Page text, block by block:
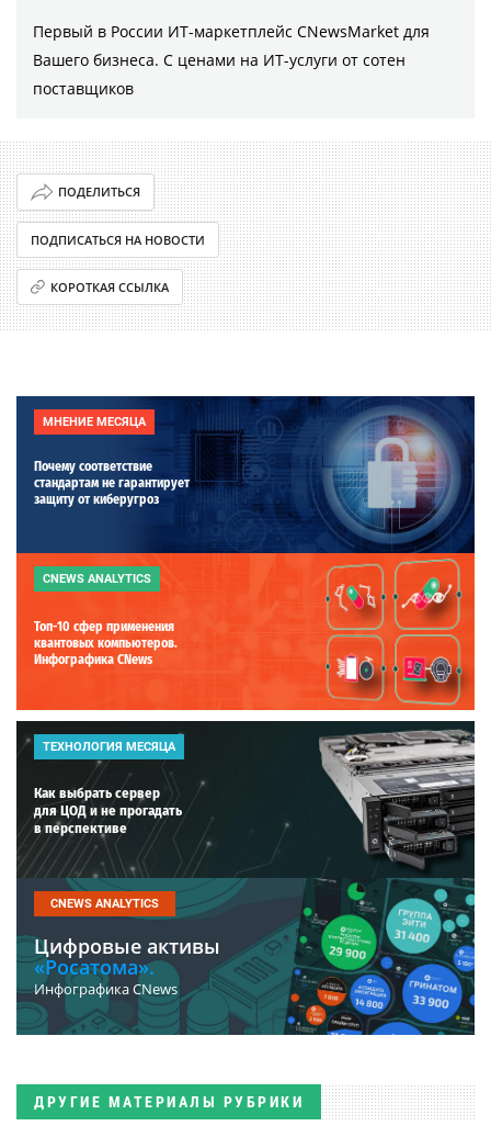
Первый в России ИТ-маркетплейс CNewsMarket для
Вашего бизнеса. С ценами на ИТ-услуги от сотен
поставщиков
ПОДЕЛИТЬСЯ
ПОДПИСАТЬСЯ НА НОВОСТИ
КОРОТКАЯ ССЫЛКА
МНЕНИЕ МЕСЯЦА
Почему соответствие
стандартам не гарантирует
защиту от киберугроз
CNEWS ANALYTICS
Топ-10 сфер применения
квантовых компьютеров.
Инфографика CNews
ТЕХНОЛОГИЯ МЕСЯЦА
Как выбрать сервер
для ЦОД и не прогадать
в перспективе
CNEWS ANALYTICS
Цифровые активы
«Росатома».
Инфографика CNews
ДРУГИЕ МАТЕРИАЛЫ РУБРИКИ